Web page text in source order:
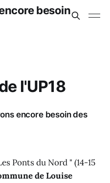
besoin
l'UP18
encore besoin des
Ponts du Nord " (14-15
de Louise